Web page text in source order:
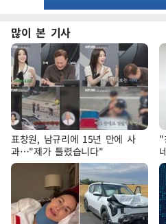
많이 본 기사
표창원, 남규리에 15년 만에 사
과…"제가 틀렸습니다"
"